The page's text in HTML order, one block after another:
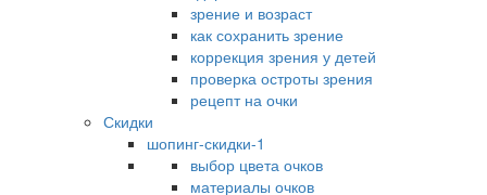
зрение и возраст
как сохранить зрение
коррекция зрения у детей
проверка остроты зрения
рецепт на очки
Скидки
шопинг-скидки-1
выбор цвета очков
материалы очков